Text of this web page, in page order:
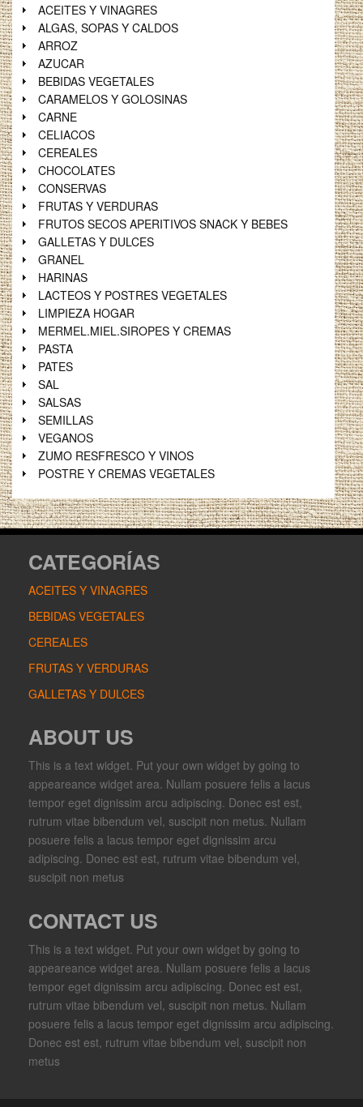
ACEITES Y VINAGRES
ALGAS, SOPAS Y CALDOS
ARROZ
AZUCAR
BEBIDAS VEGETALES
CARAMELOS Y GOLOSINAS
CARNE
CELIACOS
CEREALES
CHOCOLATES
CONSERVAS
FRUTAS Y VERDURAS
FRUTOS SECOS APERITIVOS SNACK Y BEBES
GALLETAS Y DULCES
GRANEL
HARINAS
LACTEOS Y POSTRES VEGETALES
LIMPIEZA HOGAR
MERMEL.MIEL.SIROPES Y CREMAS
PASTA
PATES
SAL
SALSAS
SEMILLAS
VEGANOS
ZUMO RESFRESCO Y VINOS
POSTRE Y CREMAS VEGETALES
CATEGORÍAS
ACEITES Y VINAGRES
BEBIDAS VEGETALES
CEREALES
FRUTAS Y VERDURAS
GALLETAS Y DULCES
ABOUT US
This is a text widget. Put your own widget by going to
appeareance widget area. Nullam posuere felis a lacus
tempor eget dignissim arcu adipiscing. Donec est est,
rutrum vitae bibendum vel, suscipit non metus. Nullam
posuere felis a lacus tempor eget dignissim arcu
adipiscing. Donec est est, rutrum vitae bibendum vel,
suscipit non metus
CONTACT US
This is a text widget. Put your own widget by going to
appeareance widget area. Nullam posuere felis a lacus
tempor eget dignissim arcu adipiscing. Donec est est,
rutrum vitae bibendum vel, suscipit non metus. Nullam
posuere felis a lacus tempor eget dignissim arcu adipiscing.
Donec est est, rutrum vitae bibendum vel, suscipit non
metus